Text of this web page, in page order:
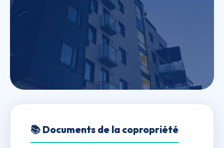
9/11 SENTIER DE LA BUTTE
📚 Documents de la copropriété